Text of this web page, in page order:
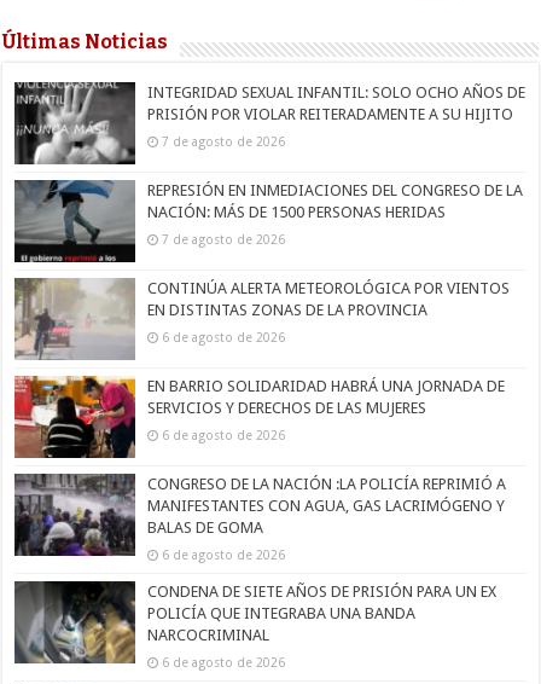
Últimas Noticias
INTEGRIDAD SEXUAL INFANTIL: SOLO OCHO AÑOS DE
PRISIÓN POR VIOLAR REITERADAMENTE A SU HIJITO
7 de agosto de 2026
REPRESIÓN EN INMEDIACIONES DEL CONGRESO DE LA
NACIÓN: MÁS DE 1500 PERSONAS HERIDAS
7 de agosto de 2026
CONTINÚA ALERTA METEOROLÓGICA POR VIENTOS
EN DISTINTAS ZONAS DE LA PROVINCIA
6 de agosto de 2026
EN BARRIO SOLIDARIDAD HABRÁ UNA JORNADA DE
SERVICIOS Y DERECHOS DE LAS MUJERES
6 de agosto de 2026
CONGRESO DE LA NACIÓN :LA POLICÍA REPRIMIÓ A
MANIFESTANTES CON AGUA, GAS LACRIMÓGENO Y
BALAS DE GOMA
6 de agosto de 2026
CONDENA DE SIETE AÑOS DE PRISIÓN PARA UN EX
POLICÍA QUE INTEGRABA UNA BANDA
NARCOCRIMINAL
6 de agosto de 2026